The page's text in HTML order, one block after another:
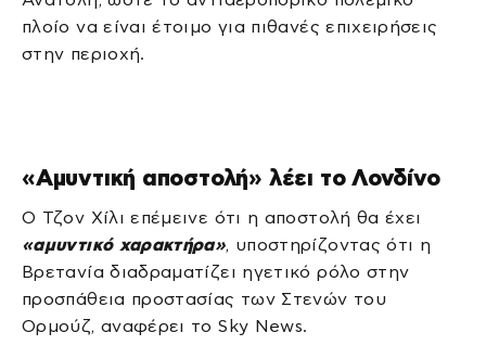
πλοίο να είναι έτοιμο για πιθανές επιχειρήσεις
στην περιοχή.
«Αμυντική αποστολή» λέει το Λονδίνο
Ο Τζον Χίλι επέμεινε ότι η αποστολή θα έχει
«αμυντικό χαρακτήρα», υποστηρίζοντας ότι η
Βρετανία διαδραματίζει ηγετικό ρόλο στην
προσπάθεια προστασίας των Στενών του
Ορμούζ, αναφέρει το Sky News.